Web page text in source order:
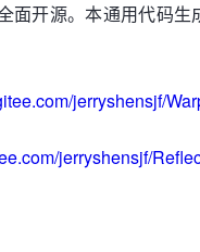
面开源。本通用代码生
jerryshensjf/
jerryshensjf/